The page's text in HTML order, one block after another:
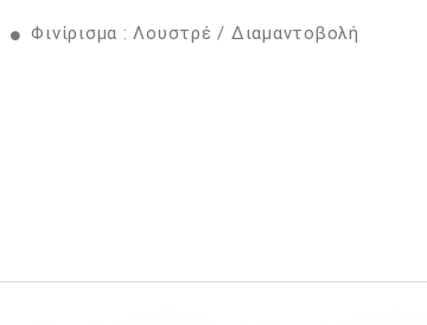
Φινίρισμα : Λουστρέ / Διαμαντοβολή